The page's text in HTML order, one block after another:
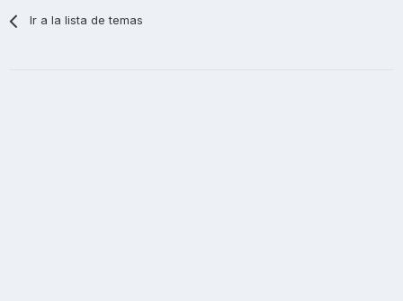
Ir a la lista de temas